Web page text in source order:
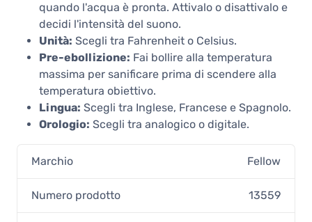
quando l'acqua è pronta. Attivalo o disattivalo e
decidi l'intensità del suono.
Unità: Scegli tra Fahrenheit o Celsius.
Pre-ebollizione: Fai bollire alla temperatura
massima per sanificare prima di scendere alla
temperatura obiettivo.
Lingua: Scegli tra Inglese, Francese e Spagnolo.
Orologio: Scegli tra analogico o digitale.
Marchio Fellow
Numero prodotto 13559